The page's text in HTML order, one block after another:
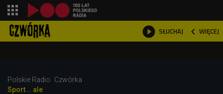
 SŁUCHAJ  WIĘCEJ

Polskie Radio
Czwórka
Sport... ale